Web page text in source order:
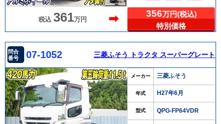
税込 361万円 ➡ 356万円(税込)
特別価格
問合
番号
07-1052 三菱ふそう トラクタ スーパーグレート
メーカー 三菱ふそう
年式 H27年6月
型式 QPG-FP64VDR